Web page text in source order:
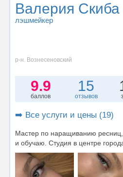
Валерия Скиба
лэшмейкер
р-н. Вознесеновский
9.9
баллов
15
отзывов
➡️ Все услуги и цены (19)
Мастер по наращиванию
и обучаю. Студия в центре